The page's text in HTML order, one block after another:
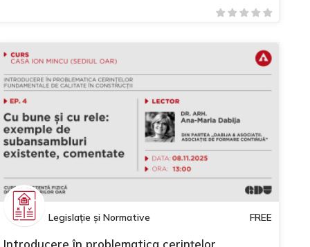
Legislație și Normative FREE
Introducere în problematica cerințelor